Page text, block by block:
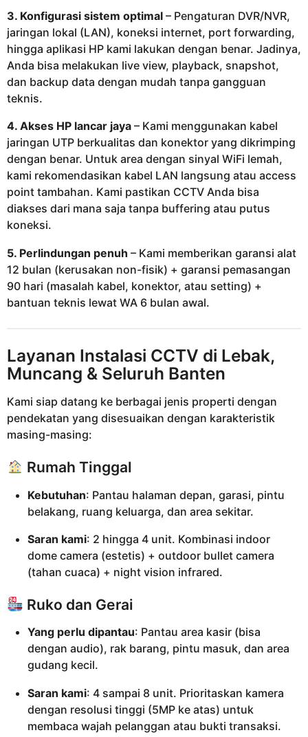
3. Konfigurasi sistem optimal – Pengaturan DVR/NVR,
jaringan lokal (LAN), koneksi internet, port forwarding,
hingga aplikasi HP kami lakukan dengan benar. Jadinya,
Anda bisa melakukan live view, playback, snapshot,
dan backup data dengan mudah tanpa gangguan
teknis.
4. Akses HP lancar jaya – Kami menggunakan kabel
jaringan UTP berkualitas dan konektor yang dikrimping
dengan benar. Untuk area dengan sinyal WiFi lemah,
kami rekomendasikan kabel LAN langsung atau access
point tambahan. Kami pastikan CCTV Anda bisa
diakses dari mana saja tanpa buffering atau putus
koneksi.
5. Perlindungan penuh – Kami memberikan garansi alat
12 bulan (kerusakan non-fisik) + garansi pemasangan
90 hari (masalah kabel, konektor, atau setting) +
bantuan teknis lewat WA 6 bulan awal.
Layanan Instalasi CCTV di Lebak,
Muncang & Seluruh Banten
Kami siap datang ke berbagai jenis properti dengan
pendekatan yang disesuaikan dengan karakteristik
masing-masing:
Rumah Tinggal
Kebutuhan: Pantau halaman depan, garasi, pintu
belakang, ruang keluarga, dan area sekitar.
Saran kami: 2 hingga 4 unit. Kombinasi indoor
dome camera (estetis) + outdoor bullet camera
(tahan cuaca) + night vision infrared.
Ruko dan Gerai
Yang perlu dipantau: Pantau area kasir (bisa
dengan audio), rak barang, pintu masuk, dan area
gudang kecil.
Saran kami: 4 sampai 8 unit. Prioritaskan kamera
dengan resolusi tinggi (5MP ke atas) untuk
membaca wajah pelanggan atau bukti transaksi.